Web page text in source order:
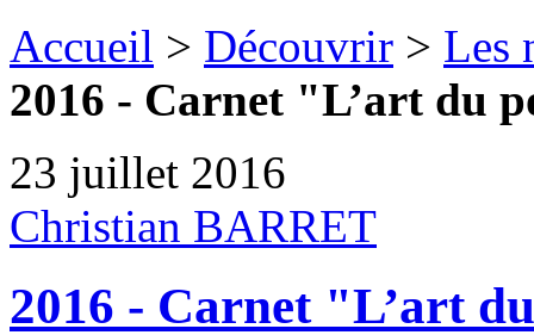
Accueil > Découvrir > Les
2016 - Carnet "L’art du
23 juillet 2016
Christian BARRET
2016 - Carnet "L’art